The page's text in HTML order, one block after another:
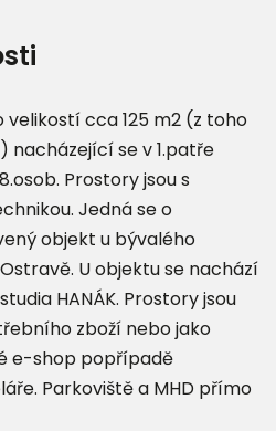
cca 125 m2 (z toho
nacházející se v 1.patře
Prostory jsou s
Jedná se o
objekt u bývalého
U objektu se nachází
HANÁK. Prostory jsou
zboží nebo jako
e-shop popřípadě
Parkoviště a MHD přímo